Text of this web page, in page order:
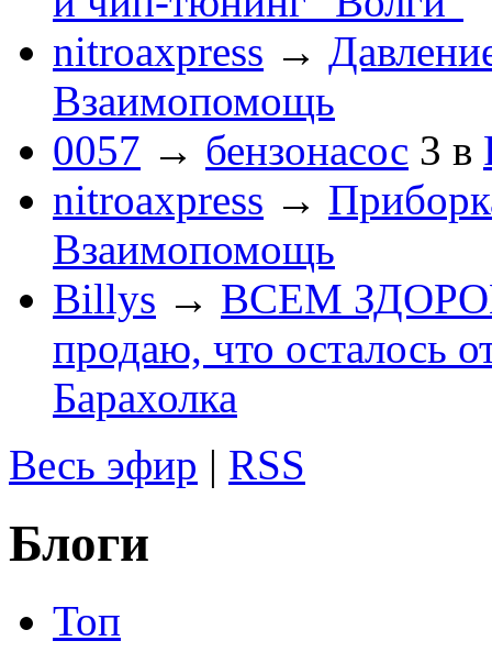
nitroaxpress →
Взаимопомощь
0057 → бензонасос 3 в
nitroaxpress →
Взаимопомощь
Billys → ВСЕМ
продаю, что осталось
Барахолка
Весь эфир | RSS
Блоги
Топ